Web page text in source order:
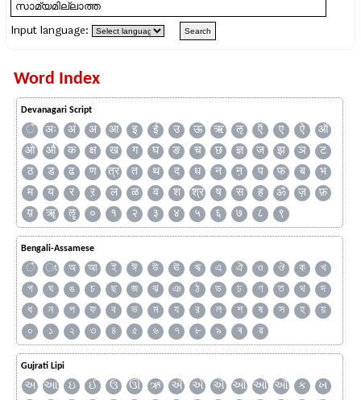
Input language:
Word Index
Devanagari Script
ँ अः अं अ आ इ ई उ ऊ ऋ ऌ ऍ ए ऐ
ऑ
ओ
औ क क्ष ख ग घ ङ च छ ज्ञ ज झ ञ
ट
ठ
ड ढ ण त्र त थ द ध न ऩ प फ ब
भ
म
य र ऱ ल ळ व श श्र ष स ह ॐ ज़
फ़
य़
ॠ ॡ ० १ २ ३ ४ ५ ६ ७ ८ ९
Bengali-Assamese
ঁ ং অ আ ই ঈ উ ঊ ঋ এ ঐ ও ঔ ক
খ
গ
ঘ ঙ চ ছ জ ঝ ঞ ঠ ড ঢ ণ ত থ
দ
ধ
ন প ফ ব ভ ম য র ল শ ষ স হ
য়
০
১ ২ ৩ ৪ ৫ ৬ ৭ ৮ ৯ ৰ ৱ
Gujrati Lipi
અ આ ઇ ઈ ઉ ઊ ઋ ઍ એ ઐ ઑ ઓ ઔ ક
ખ